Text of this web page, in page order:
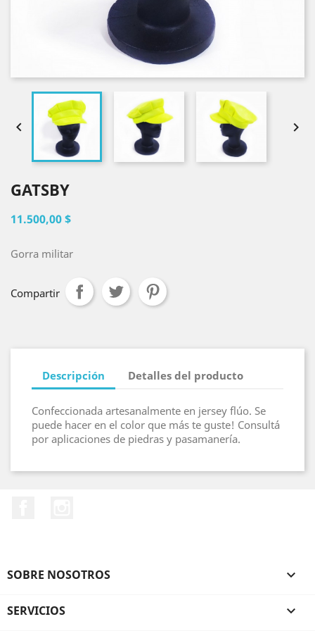
 
GATSBY
11.500,00 $
Gorra militar
Compartir
Descripción Detalles del producto
Confeccionada artesanalmente en jersey flúo. Se
puede hacer en el color que más te guste! Consultá
por aplicaciones de piedras y pasamanería.
SOBRE NOSOTROS 
SERVICIOS 